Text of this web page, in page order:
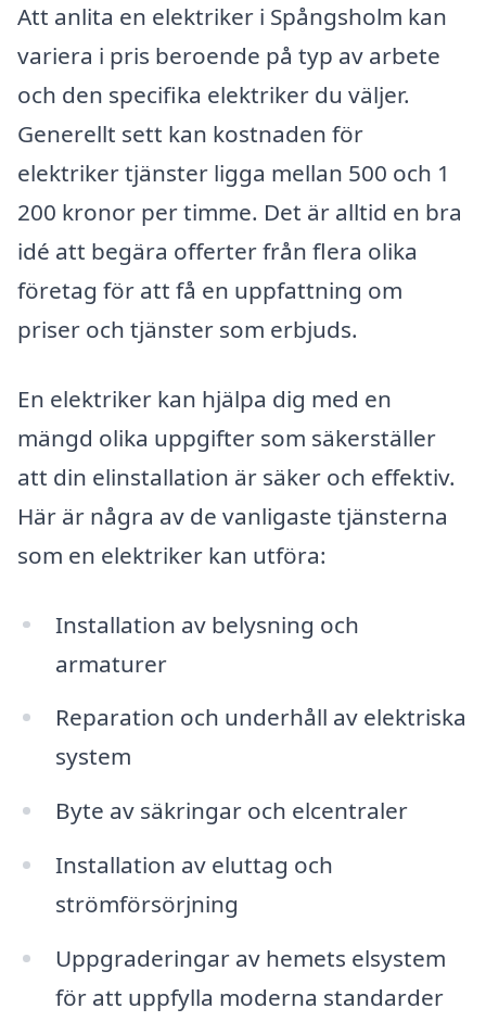
Att anlita en elektriker i Spångsholm kan
variera i pris beroende på typ av arbete
och den specifika elektriker du väljer.
Generellt sett kan kostnaden för
elektriker tjänster ligga mellan 500 och 1
200 kronor per timme. Det är alltid en bra
idé att begära offerter från flera olika
företag för att få en uppfattning om
priser och tjänster som erbjuds.
En elektriker kan hjälpa dig med en
mängd olika uppgifter som säkerställer
att din elinstallation är säker och effektiv.
Här är några av de vanligaste tjänsterna
som en elektriker kan utföra:
Installation av belysning och
armaturer
Reparation och underhåll av elektriska
system
Byte av säkringar och elcentraler
Installation av eluttag och
strömförsörjning
Uppgraderingar av hemets elsystem
för att uppfylla moderna standarder